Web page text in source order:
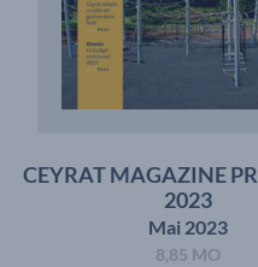
CEYRAT MAGAZINE
2023
Mai 2023
8,85 MO